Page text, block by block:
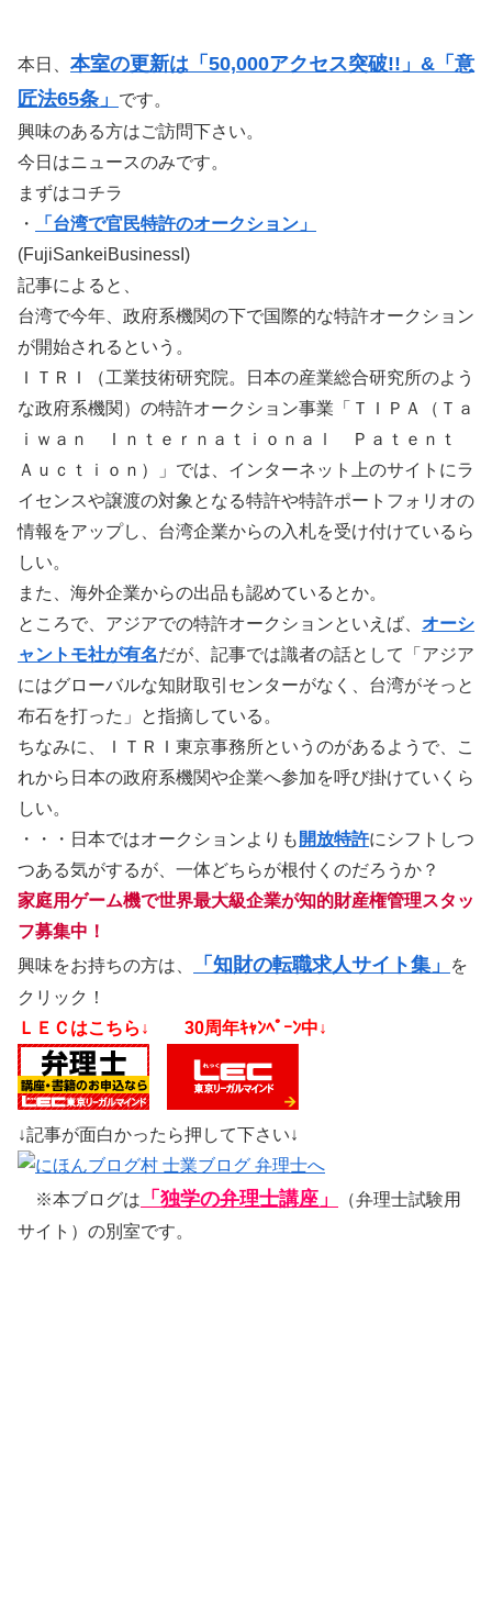
本日、 本室の更新は「50,000アクセス突破!!」&「意
匠法65条」
です。
興味のある方はご訪問下さい。
今日はニュースのみです。
まずはコチラ
・
「台湾で官民特許のオークション」
(FujiSankeiBusinessI)
記事によると、
台湾で今年、政府系機関の下で国際的な特許オークション
が開始されるという。
ＩＴＲＩ（工業技術研究院。日本の産業総合研究所のよう
な政府系機関）の特許オークション事業「ＴＩＰＡ（Ｔａ
ｉｗａｎ Ｉｎｔｅｒｎａｔｉｏｎａｌ Ｐａｔｅｎｔ
Ａｕｃｔｉｏｎ）」では、インターネット上のサイトにラ
イセンスや譲渡の対象となる特許や特許ポートフォリオの
情報をアップし、台湾企業からの入札を受け付けているら
しい。
また、海外企業からの出品も認めているとか。
ところで、アジアでの特許オークションといえば、 オーシ
ャントモ社が有名だが、記事では識者の話として「アジア
にはグローバルな知財取引センターがなく、台湾がそっと
布石を打った」と指摘している。
ちなみに、ＩＴＲＩ東京事務所というのがあるようで、こ
れから日本の政府系機関や企業へ参加を呼び掛けていくら
しい。
・・・日本ではオークションよりも 開放特許にシフトしつ
つある気がするが、一体どちらが根付くのだろうか？
家庭用ゲーム機で世界最大級企業が知的財産権管理スタッ
フ募集中！
興味をお持ちの方は、
「知財の転職求人サイト集」
を
クリック！
ＬＥＣはこちら↓ 30周年ｷｬﾝﾍﾟｰﾝ中↓
↓記事が面白かったら押して下さい↓
※本ブログは 「独学の弁理士講座」
（弁理士試験用
サイト）の別室です。